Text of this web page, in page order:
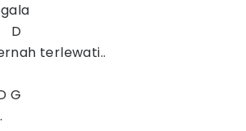
terlewati..
G